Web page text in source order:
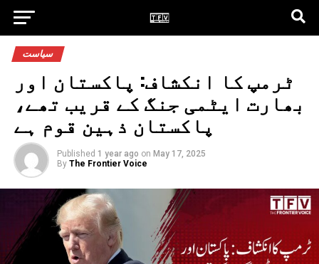
سیاست
ٹرمپ کا انکشاف: پاکستان اور
بھارت ایٹمی جنگ کے قریب تھے،
پاکستان ذہین قوم ہے
Published 1 year ago on May 17, 2025
By The Frontier Voice